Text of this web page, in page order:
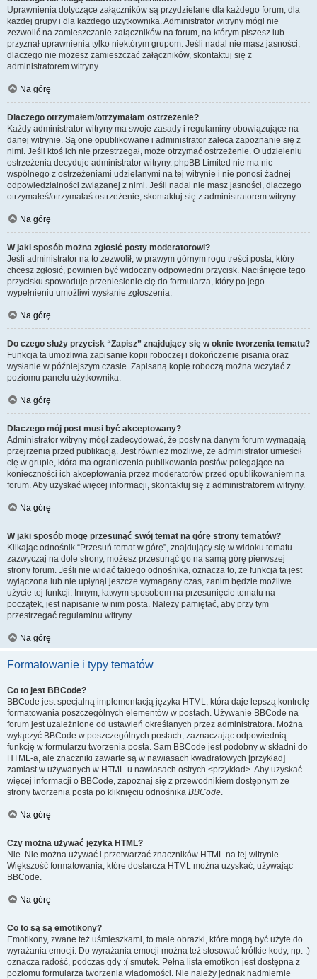
Uprawnienia dotyczące załączników są przydzielane dla każdego forum, dla
każdej grupy i dla każdego użytkownika. Administrator witryny mógł nie
zezwolić na zamieszczanie załączników na forum, na którym piszesz lub
przyznał uprawnienia tylko niektórym grupom. Jeśli nadal nie masz jasności,
dlaczego nie możesz zamieszczać załączników, skontaktuj się z
administratorem witryny.
Na górę
Dlaczego otrzymałem/otrzymałam ostrzeżenie?
Każdy administrator witryny ma swoje zasady i regulaminy obowiązujące na
danej witrynie. Są one opublikowane i administrator zaleca zapoznanie się z
nimi. Jeśli ktoś ich nie przestrzegał, może otrzymać ostrzeżenie. O udzieleniu
ostrzeżenia decyduje administrator witryny. phpBB Limited nie ma nic
wspólnego z ostrzeżeniami udzielanymi na tej witrynie i nie ponosi żadnej
odpowiedzialności związanej z nimi. Jeśli nadal nie masz jasności, dlaczego
otrzymałeś/otrzymałaś ostrzeżenie, skontaktuj się z administratorem witryny.
Na górę
W jaki sposób można zgłosić posty moderatorowi?
Jeśli administrator na to zezwolił, w prawym górnym rogu treści posta, który
chcesz zgłosić, powinien być widoczny odpowiedni przycisk. Naciśnięcie tego
przycisku spowoduje przeniesienie cię do formularza, który po jego
wypełnieniu umożliwi wysłanie zgłoszenia.
Na górę
Do czego służy przycisk “Zapisz” znajdujący się w oknie tworzenia tematu?
Funkcja ta umożliwia zapisanie kopii roboczej i dokończenie pisania oraz
wysłanie w późniejszym czasie. Zapisaną kopię roboczą można wczytać z
poziomu panelu użytkownika.
Na górę
Dlaczego mój post musi być akceptowany?
Administrator witryny mógł zadecydować, że posty na danym forum wymagają
przejrzenia przed publikacją. Jest również możliwe, że administrator umieścił
cię w grupie, która ma ograniczenia publikowania postów polegające na
konieczności ich akceptowania przez moderatorów przed opublikowaniem na
forum. Aby uzyskać więcej informacji, skontaktuj się z administratorem witryny.
Na górę
W jaki sposób mogę przesunąć swój temat na górę strony tematów?
Klikając odnośnik “Przesuń temat w górę”, znajdujący się w widoku tematu
zazwyczaj na dole strony, możesz przesunąć go na samą górę pierwszej
strony forum. Jeśli nie widać takiego odnośnika, oznacza to, że funkcja ta jest
wyłączona lub nie upłynął jeszcze wymagany czas, zanim będzie możliwe
użycie tej funkcji. Innym, łatwym sposobem na przesunięcie tematu na
początek, jest napisanie w nim posta. Należy pamiętać, aby przy tym
przestrzegać regulaminu witryny.
Na górę
Formatowanie i typy tematów
Co to jest BBCode?
BBCode jest specjalną implementacją języka HTML, która daje lepszą kontrolę
formatowania poszczególnych elementów w postach. Używanie BBCode na
forum jest uzależnione od ustawień określanych przez administratora. Można
wyłączyć BBCode w poszczególnych postach, zaznaczając odpowiednią
funkcję w formularzu tworzenia posta. Sam BBCode jest podobny w składni do
HTML-a, ale znaczniki zawarte są w nawiasach kwadratowych [przykład]
zamiast w używanych w HTML-u nawiasach ostrych <przykład>. Aby uzyskać
więcej informacji o BBCode, zapoznaj się z przewodnikiem dostępnym ze
strony tworzenia posta po kliknięciu odnośnika BBCode.
Na górę
Czy można używać języka HTML?
Nie. Nie można używać i przetwarzać znaczników HTML na tej witrynie.
Większość formatowania, które dostarcza HTML można uzyskać, używając
BBCode.
Na górę
Co to są są emotikony?
Emotikony, zwane też uśmieszkami, to małe obrazki, które mogą być użyte do
wyrażania emocji. Do wyrażania emocji można też stosować krótkie kody, np. :)
oznacza radość, podczas gdy :( smutek. Pełna lista emotikon jest dostępna z
poziomu formularza tworzenia wiadomości. Nie należy jednak nadmiernie